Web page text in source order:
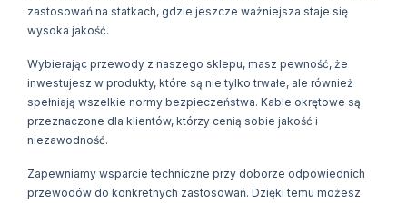
zastosowań na statkach, gdzie jeszcze ważniejsza staje się
wysoka jakość.
Wybierając przewody z naszego sklepu, masz pewność, że
inwestujesz w produkty, które są nie tylko trwałe, ale również
spełniają wszelkie normy bezpieczeństwa. Kable okrętowe są
przeznaczone dla klientów, którzy cenią sobie jakość i
niezawodność.
Zapewniamy wsparcie techniczne przy doborze odpowiednich
przewodów do konkretnych zastosowań. Dzięki temu możesz